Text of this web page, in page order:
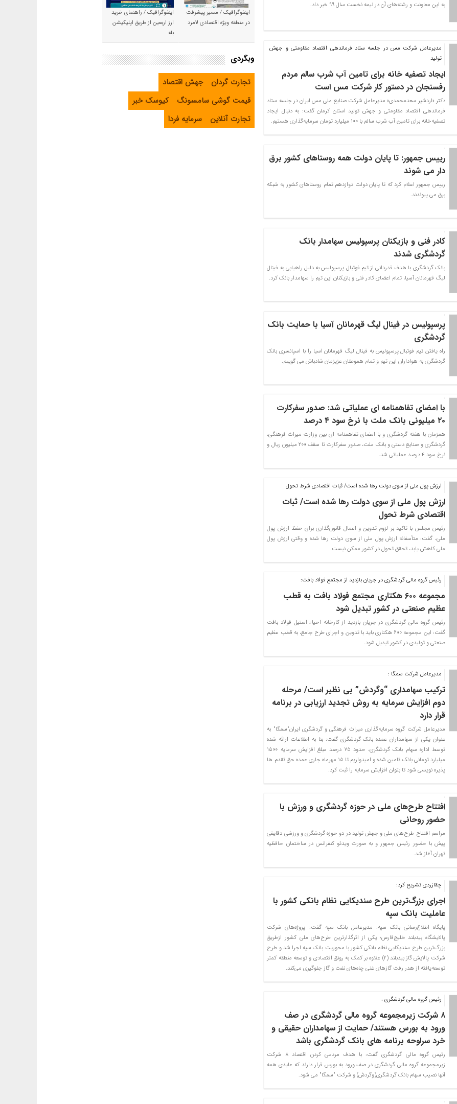
به این معاونت و رشته‌های آن در نیمه نخست سال 99 خبر داد.
مدیرعامل شرکت مس در جلسه ستاد فرماندهی اقتصاد مقاومتی و جهش
تولید
ایجاد تصفیه خانه برای تامین آب شرب سالم مردم
رفسنجان در دستور کار شرکت مس است
دکتر «اردشیر سعدمحمدی» مدیرعامل شرکت صنایع ملی مس ایران در جلسه ستاد
فرماندهی اقتصاد مقاومتی و جهش تولید استان کرمان گفت: به دنبال ایجاد
تصفیه‌خانه برای تامین آب شرب سالم با 100 میلیارد تومان سرمایه‌گذاری هستیم.
رییس جمهور: تا پایان دولت همه روستاهای کشور برق
دار می شوند
رییس جمهور اعلام کرد که تا پایان دولت دوازدهم تمام روستاهای کشور به شبکه
برق می پیوندند.
کادر فنی و بازیکنان پرسپولیس سهامدار بانک
گردشگری شدند
بانک گردشگری با هدف قدردانی از تیم فوتبال پرسپولیس به دلیل راهیابی به فینال
لیگ قهرمانان آسیا، تمام اعضای کادر فنی و بازیکنان این تیم را سهامدار بانک کرد.
پرسپولیس در فینال لیگ قهرمانان آسیا با حمایت بانک
گردشگری
راه یافتن تیم فوتبال پرسپولیس به فینال لیگ قهرمانان اسیا را با اسپانسری بانک
گردشگری به هواداران این تیم و تمام هموطنان عزیزمان شادباش می گوییم.
با امضای تفاهمنامه ای عملیاتی شد: صدور سفرکارت
۲۰ میلیونی بانک ملت با نرخ سود ۴ درصد
همزمان با هفته گردشگری و با امضای تفاهمنامه ای بین وزارت میراث فرهنگی،
گردشگری و صنایع دستی و بانک ملت، صدور سفرکارت تا سقف ۲۰۰ میلیون ریال و
نرخ سود ۴ درصد عملیاتی شد.
ارزش پول ملی از سوی دولت رها شده است/ ثبات اقتصادی شرط تحول
ارزش پول ملی از سوی دولت رها شده است/ ثبات
اقتصادی شرط تحول
رئیس مجلس با تاکید بر لزوم تدوین و اعمال قانون‌گذاری برای حفظ ارزش پول
ملی، گفت: متأسفانه ارزش پول ملی از سوی دولت رها شده و وقتی ارزش پول
ملی کاهش یابد، تحقق تحول در کشور ممکن نیست.
رئیس گروه مالی گردشگری در جریان بازدید از مجتمع فولاد بافت:
مجموعه ۶۰۰ هکتاری مجتمع فولاد بافت به قطب
عظیم صنعتی در کشور تبدیل شود
رئیس گروه مالی گردشگری در جریان بازدید از کارخانه احیاء استیل فولاد بافت
گفت: این مجموعه 600 هکتاری باید با تدوین و اجرای طرح جامع، به قطب عظیم
صنعتی و تولیدی در کشور تبدیل شود.
مدیرعامل شرکت سمگا :
ترکیب سهامداری “وگردش” بی نظیر است/ مرحله
دوم افزایش سرمایه به روش تجدید ارزیابی در برنامه
قرار دارد
مدیرعامل شرکت گروه سرمايه‌گذاری ميراث فرهنگی و گردشگری ايران"سمگا" به
عنوان یکی از سهامداران عمده بانک گردشگری گفت: بنا به اطلاعات ارائه شده
توسط اداره سهام بانک گردشگری، حدود 75 درصد مبلغ افزایش سرمایه 1500
میلیارد تومانی بانک تامین شده و امیدواریم تا 15 مهرماه جاری عمده حق تقدم ها
پذیره نویسی شود تا بتوان افزایش سرمایه را ثبت کرد.
افتتاح طرح‌های ملی در حوزه گردشگری و ورزش با
حضور روحانی
مراسم افتتاح طرح‌های ملی و جهش تولید در دو حوزه گردشگری و ورزشی دقایقی
پیش با حضور رئیس جمهور و به صورت ویدئو کنفرانس در ساختمان حافظیه
تهران آغاز شد.
چقازردی تشریح کرد:
اجرای بزرگ‌ترین طرح سندیکایی نظام بانکی کشور با
عاملیت بانک سپه
پایگاه اطلاع‌رسانی بانک سپه: مدیرعامل بانک سپه گفت: پروژه‌های شرکت
پالایشگاه بیدبلند خلیج‌فارس؛ یکی از اثرگذارترین طرح‌های ملی کشور ازطریق
بزرگ‌ترین طرح سندیکایی نظام بانکی کشور با محوریت بانک سپه اجرا شد و طرح
شرکت پالایش گاز بیدبلند (2) علاوه بر کمک به رونق اقتصادی و توسعه منطقه کمتر
توسعه‌یافته از هدر رفت گازهای غنی چاه‌های نفت و گاز جلوگیری می‌کند.
رئیس گروه مالی گردشگری :
۸ شرکت زیرمجموعه گروه مالی گردشگری در صف
ورود به بورس هستند/ حمایت از سهامداران حقیقی و
خرد سرلوحه برنامه های بانک گردشگری باشد
رئیس گروه مالی گردشگری گفت: با هدف مردمی کردن اقتصاد 8 شرکت
زیرمجموعه گروه مالی گردشگری در صف ورود به بورس قرار دارند که عایدی همه
آنها نصیب سهام بانک گردشگری(وگردش) و شرکت "سمگا" می شود.
اینفوگرافیک / مسیر پیشرفت
در منطقه ویژه اقتصادی لامرد
اینفوگرافیک / راهنمای خرید
ارز اربعین از طریق اپلیکیشن
بله
وبگردی
تجارت گردان
جهش اقتصاد
قیمت گوشی سامسونگ
کیوسک خبر
تجارت آنلاین
سرمایه فردا